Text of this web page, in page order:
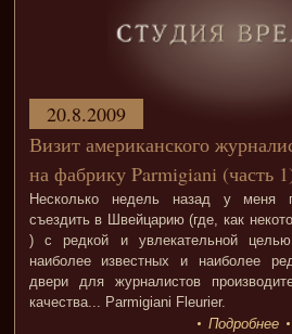
Визит американского
на фабрику Parmigiani (часть
Несколько недель назад у меня
съездить в Швейцарию (где, как
) с редкой и увлекательной
наиболее известных и наиболее
двери для журналистов
качества... Parmigiani Fleurier.
20.8.2009
Подробнее